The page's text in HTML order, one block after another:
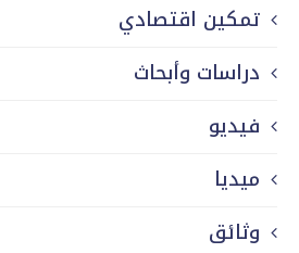
تمكين اقتصادي
دراسات وأبحاث
فيديو
ميديا
وثائق